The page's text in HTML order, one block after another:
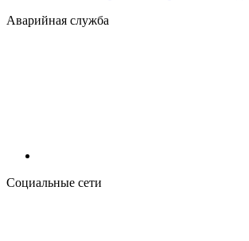
Аварийная служба
Социальные сети